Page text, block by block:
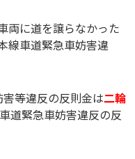
両に道を譲らなかった
線車道緊急車妨害違
等違反の反則金は二輪
道緊急車妨害違反の反